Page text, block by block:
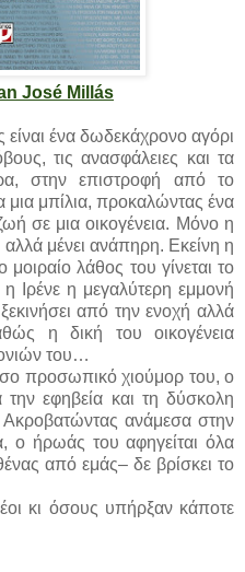
José Millás
είναι ένα δωδεκάχρονο αγόρι
τις ανασφάλειες και τα
στην επιστροφή από το
μια μπίλια, προκαλώντας ένα
σε μια οικογένεια. Μόνο η
αλλά μένει ανάπηρη. Εκείνη η
λάθος του γίνεται το
Ιρένε η μεγαλύτερη εμμονή
από την ενοχή αλλά
η δική του οικογένεια
του…
προσωπικό χιούμορ του, ο
την εφηβεία και τη δύσκολη
ανάμεσα στην
ο ήρωάς του αφηγείται όλα
από εμάς– δε βρίσκει το
κι όσους υπήρξαν κάποτε